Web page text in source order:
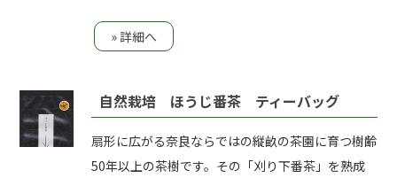
» 詳細へ
自然栽培 ほうじ番茶 ティーバッグ
扇形に広がる奈良ならではの縦畝の茶園に育つ樹齢
50年以上の茶樹です。その「刈り下番茶」を熟成